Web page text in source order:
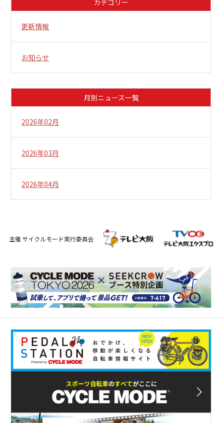
カテゴリー
更新情報
お知らせ
月別ニュース一覧
2026年02月
2026年03月
2026年04月
主催 サイクルモード実行委員会